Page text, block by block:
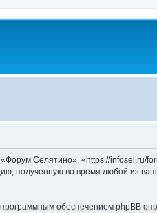
Селятино», «https://infosel.ru/
полученную во время любой из
обеспечением phpBB